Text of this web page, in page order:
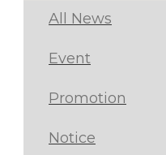
All News
Event
Promotion
Notice